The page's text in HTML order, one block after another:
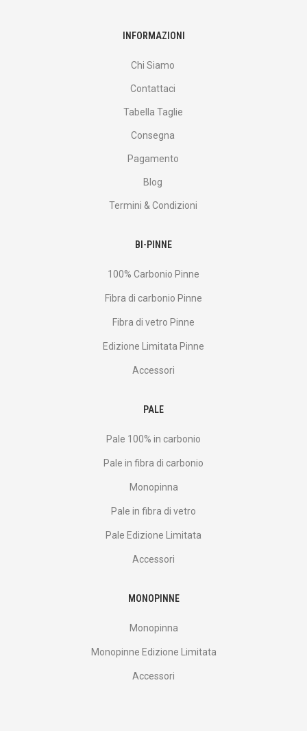
INFORMAZIONI
Chi Siamo
Contattaci
Tabella Taglie
Consegna
Pagamento
Blog
Termini & Condizioni
BI-PINNE
100% Carbonio Pinne
Fibra di carbonio Pinne
Fibra di vetro Pinne
Edizione Limitata Pinne
Accessori
PALE
Pale 100% in carbonio
Pale in fibra di carbonio
Monopinna
Pale in fibra di vetro
Pale Edizione Limitata
Accessori
MONOPINNE
Monopinna
Monopinne Edizione Limitata
Accessori